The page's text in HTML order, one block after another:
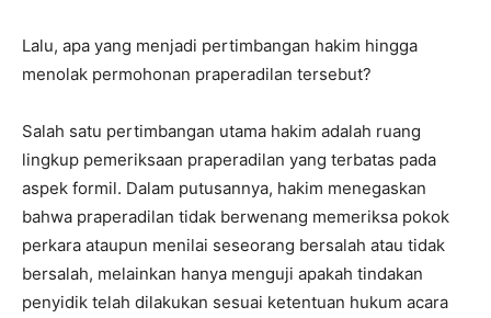
Lalu, apa yang menjadi pertimbangan hakim hingga
menolak permohonan praperadilan tersebut?
Salah satu pertimbangan utama hakim adalah ruang
lingkup pemeriksaan praperadilan yang terbatas pada
aspek formil. Dalam putusannya, hakim menegaskan
bahwa praperadilan tidak berwenang memeriksa pokok
perkara ataupun menilai seseorang bersalah atau tidak
bersalah, melainkan hanya menguji apakah tindakan
penyidik telah dilakukan sesuai ketentuan hukum acara